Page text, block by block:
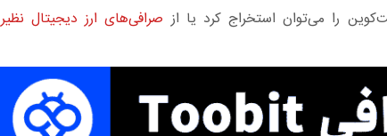
را می‌توان استخراج کرد یا از صرافی‌های ارز دیجیتال نظیر